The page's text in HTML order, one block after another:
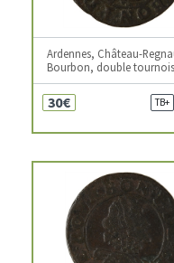
Ardennes, Château-
Bourbon, double
30€ TB+